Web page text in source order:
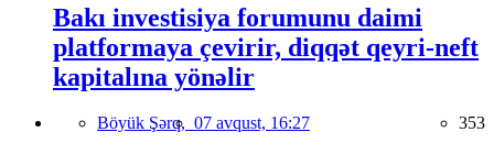
Bakı investisiya forumunu daimi
platformaya çevirir, diqqət qeyri-neft
kapitalına yönəlir
Böyük Şərq, 07 avqust, 16:27 353